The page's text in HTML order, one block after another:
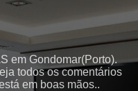
em Gondomar(Porto).
todos os comentários
em boas mãos..